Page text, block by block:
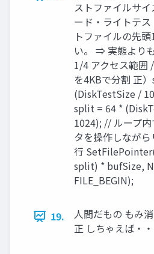
ストファイルサ
ード・ライトテ
トファイルの先
い。 ⇒ 実態より
1/4 アクセス範囲
を4KBで分割 正
(DiskTestSize /
split = 64 *
1024); // ループ
タを操作しなが
行
split) * bufSize,
FILE_BEGIN);
19.
人間だもの もみ
正 しちゃえば・・